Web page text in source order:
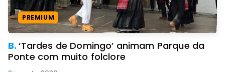
PREMIUM
B.‘Tardes de Domingo’ animam Parque da
Ponte com muito folclore